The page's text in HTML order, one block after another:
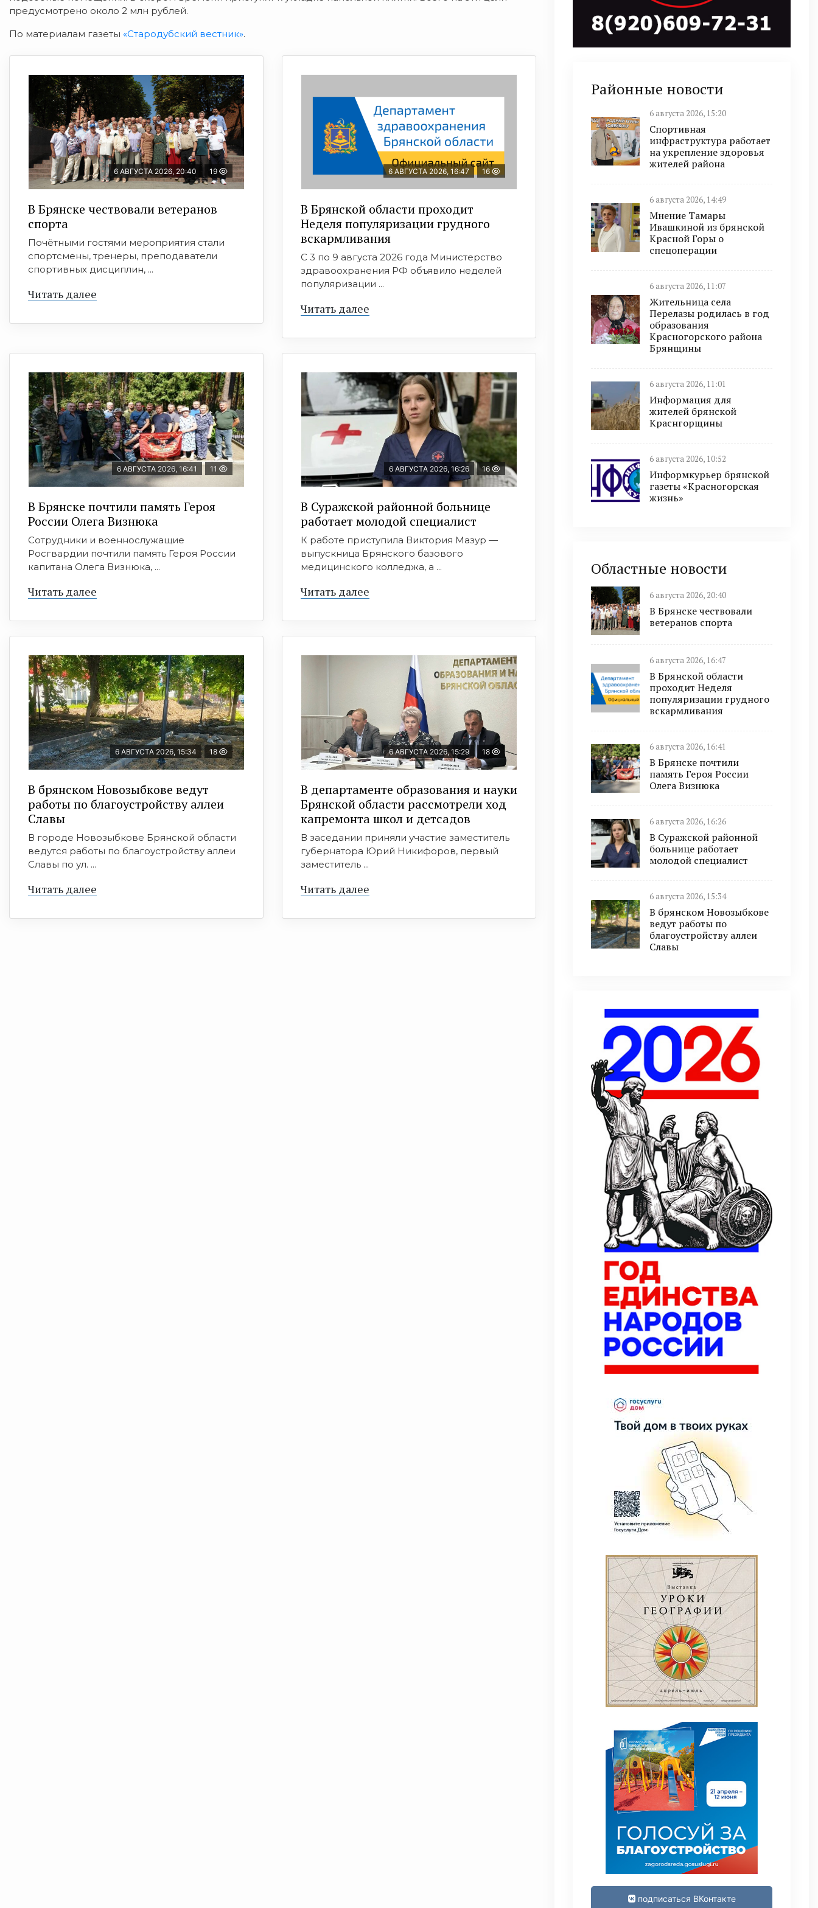
предусмотрено около 2 млн рублей.
По материалам газеты «Стародубский вестник».
6 АВГУСТА 2026, 20:40 19
В Брянске чествовали ветеранов
спорта
Почётными гостями мероприятия стали
спортсмены, тренеры, преподаватели
спортивных дисциплин, ...
Читать далее
6 АВГУСТА 2026, 16:47 16
В Брянской области проходит
Неделя популяризации грудного
вскармливания
С 3 по 9 августа 2026 года Министерство
здравоохранения РФ объявило неделей
популяризации ...
Читать далее
6 АВГУСТА 2026, 16:41 11
В Брянске почтили память Героя
России Олега Визнюка
Сотрудники и военнослужащие
Росгвардии почтили память Героя России
капитана Олега Визнюка, ...
Читать далее
6 АВГУСТА 2026, 16:26 16
В Суражской районной больнице
работает молодой специалист
К работе приступила Виктория Мазур —
выпускница Брянского базового
медицинского колледжа, а ...
Читать далее
6 АВГУСТА 2026, 15:34 18
В брянском Новозыбкове ведут
работы по благоустройству аллеи
Славы
В городе Новозыбкове Брянской области
ведутся работы по благоустройству аллеи
Славы по ул. ...
Читать далее
6 АВГУСТА 2026, 15:29 18
В департаменте образования и науки
Брянской области рассмотрели ход
капремонта школ и детсадов
В заседании приняли участие заместитель
губернатора Юрий Никифоров, первый
заместитель ...
Читать далее
Районные новости
6 августа 2026, 15:20
Спортивная
инфраструктура работает
на укрепление здоровья
жителей района
6 августа 2026, 14:49
Мнение Тамары
Ивашкиной из брянской
Красной Горы о
спецоперации
6 августа 2026, 11:07
Жительница села
Перелазы родилась в год
образования
Красногорского района
Брянщины
6 августа 2026, 11:01
Информация для
жителей брянской
Краснгорщины
6 августа 2026, 10:52
Информкурьер брянской
газеты «Красногорская
жизнь»
Областные новости
6 августа 2026, 20:40
В Брянске чествовали
ветеранов спорта
6 августа 2026, 16:47
В Брянской области
проходит Неделя
популяризации грудного
вскармливания
6 августа 2026, 16:41
В Брянске почтили
память Героя России
Олега Визнюка
6 августа 2026, 16:26
В Суражской районной
больнице работает
молодой специалист
6 августа 2026, 15:34
В брянском Новозыбкове
ведут работы по
благоустройству аллеи
Славы
подписаться ВКонтакте